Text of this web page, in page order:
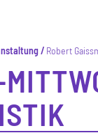
Robert